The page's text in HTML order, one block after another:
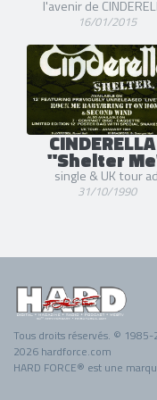
Kenny Aronoff
Ken Hensley
Rod Roddy(Piano
Michael Kelly Smith
2 liens externes
site officielet
l'avenir de
16/01/2015
"Shelter
single & UK tour ad
31/10/1990
Tous droits réservés. ©
2026 hardforce.com
HARD FORCE® est une